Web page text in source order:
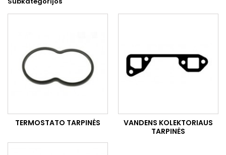
TERMOSTATO TARPINĖS
VANDENS KOLEKTORIAUS
TARPINĖS